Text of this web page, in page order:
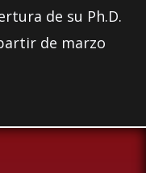
de su Ph.D.
de marzo